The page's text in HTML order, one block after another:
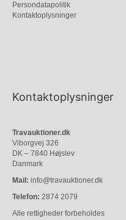
Persondatapolitik
Kontaktoplysninger
Kontaktoplysninger
Travauktioner.dk
Viborgvej 326
DK – 7840 Højslev
Danmark
Mail: info@travauktioner.dk
Telefon: 2874 2079
Alle rettigheder forbeholdes